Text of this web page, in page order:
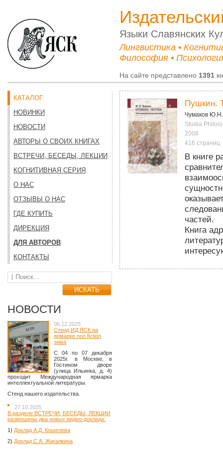
Языки Cлавянских
Лингвистика •
Философия •
На сайте представлено 1391
КАТАЛОГ
НОВИНКИ
НОВОСТИ
АВТОРЫ О СВОИХ КНИГАХ
ВСТРЕЧИ, БЕСЕДЫ, ЛЕКЦИИ
КОГНИТИВНАЯ СЕРИЯ
О НАС
ОТЗЫВЫ О НАС
ГДЕ КУПИТЬ
ДИРЕКЦИЯ
ДЛЯ АВТОРОВ
КОНТАКТЫ
НОВОСТИ
06.12.2025
Стенд ИД ЯСК на
ярмарке non fiction
зима
C 04 по 07 декабря
2025г. в Москве, в
Гостином дворе
(улица Ильинка, д. 4)
проходит Международная ярмарка
интеллектуальной литературы.
Стенд нашего издательства.
27.10.2025
В разделе ВСТРЕЧИ, БЕСЕДЫ, ЛЕКЦИИ
размещены два новых видео-доклада:
1) Доклад А.Д. Кошелева
2) Доклад С.А. Жигалкина
Пушкин.
Чумаков Ю.Н.
Studia
2008
416 страниц
В книге
частей.
Книга